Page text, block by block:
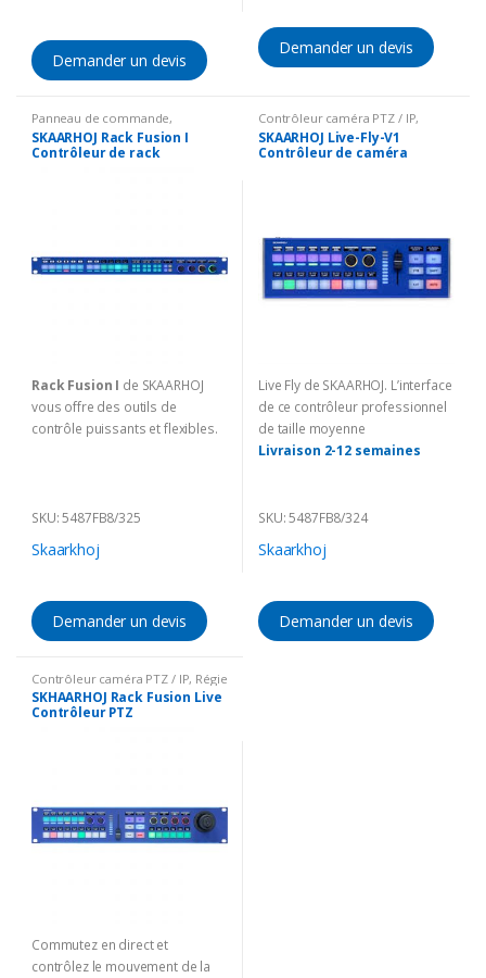
Demander un devis
Demander un devis
Panneau de commande,
Solutions Broadcast
SKAARHOJ Rack Fusion I
Contrôleur de rack
Rack Fusion I de SKAARHOJ
vous offre des outils de
contrôle puissants et flexibles.
SKU: 5487FB8/325
Skaarkhoj
Demander un devis
Contrôleur caméra PTZ / IP,
Solutions Broadcast
SKAARHOJ Live-Fly-V1
Contrôleur de caméra
Live Fly de SKAARHOJ. L’interface
de ce contrôleur professionnel
de taille moyenne
Livraison 2-12 semaines
SKU: 5487FB8/324
Skaarkhoj
Demander un devis
Contrôleur caméra PTZ / IP, Régie
vidéo HD / IP, Solutions
Broadcast
SKHAARHOJ Rack Fusion Live
Contrôleur PTZ
Commutez en direct et
contrôlez le mouvement de la